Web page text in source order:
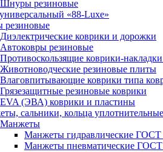
Шнуры резиновые
«88-Luxe»
резиновые
Диэлектрические коврики и дорожки
Автоковры резиновые
Противоскользящие коврики-
Животноводческие резиновые плиты
Влаговпитывающие коврики типа
Грязезащитные резиновые коврики
EVA (ЭВА) коврики и пластины
сальники, кольца уплотнительные
Манжеты
Манжеты гидравлические ГОСТ
Манжеты пневматические ГОСТ